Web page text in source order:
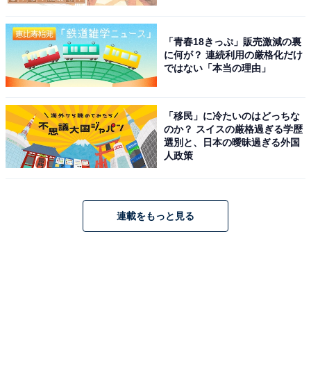
「青春18きっぷ」販売激減の裏
に何が？ 連続利用の厳格化だけ
ではない「本当の理由」
「移民」に冷たいのはどっちな
のか？ スイスの厳格過ぎる学歴
選別と、日本の曖昧過ぎる外国
人政策
連載をもっと見る